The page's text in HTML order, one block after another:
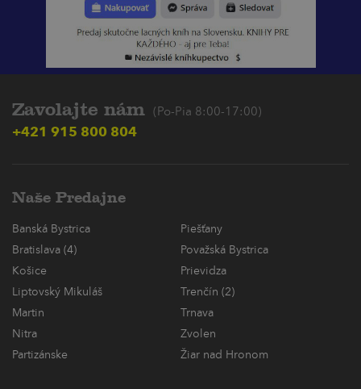
Zavolajte nám (Po-Pia 8:00-17:00)
+421 915 800 804
Naše Predajne
Banská Bystrica
Piešťany
Bratislava (4)
Považská Bystrica
Košice
Prievidza
Liptovský Mikuláš
Trenčín (2)
Martin
Trnava
Nitra
Zvolen
Partizánske
Žiar nad Hronom